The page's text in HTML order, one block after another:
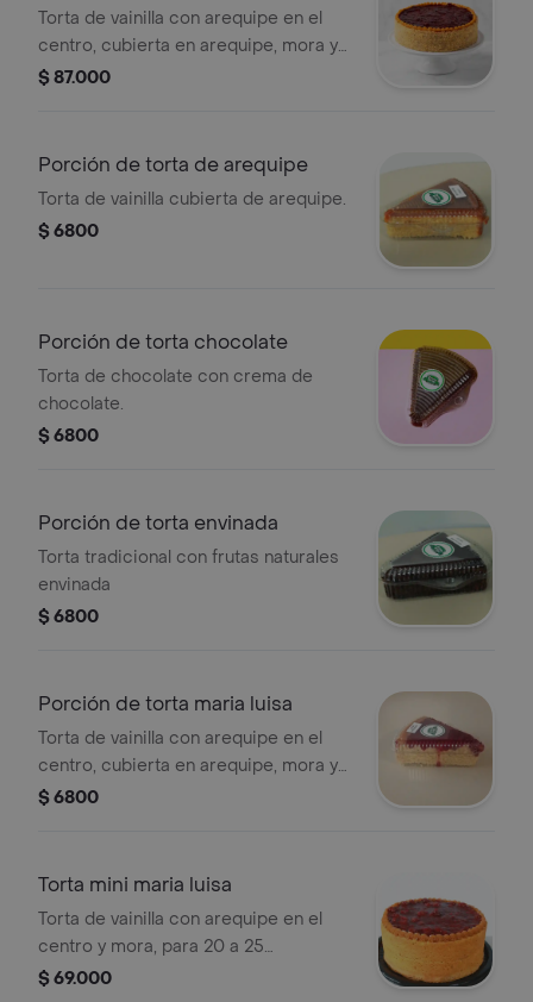
Torta de vainilla con arequipe en el
centro, cubierta en arequipe, mora y
ripio de galleta, para 30 a 35
$ 87.000
Porción de torta de arequipe
Torta de vainilla cubierta de arequipe.
$ 6800
Porción de torta chocolate
Torta de chocolate con crema de
chocolate.
$ 6800
Porción de torta envinada
Torta tradicional con frutas naturales
envinada
$ 6800
Porción de torta maria luisa
Torta de vainilla con arequipe en el
centro, cubierta en arequipe, mora y
ripio de galleta.
$ 6800
Torta mini maria luisa
Torta de vainilla con arequipe en el
centro y mora, para 20 a 25
porciones.
$ 69.000